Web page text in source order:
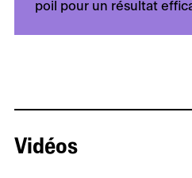
poil pour un résultat
Vidéos